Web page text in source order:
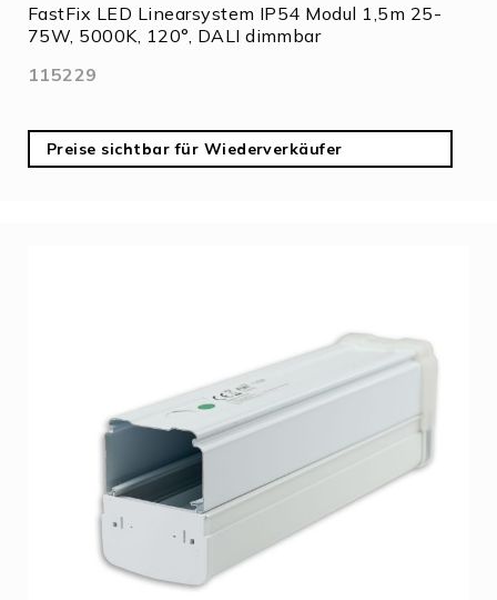
FastFix LED Linearsystem IP54 Modul 1,5m 25-
75W, 5000K, 120°, DALI dimmbar
115229
Preise sichtbar für Wiederverkäufer